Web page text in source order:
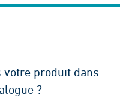
votre produit dans
?